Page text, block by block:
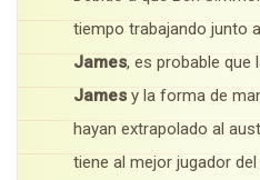
tiempo trabajando junto
James, es probable que
James y la forma de
hayan extrapolado al
tiene al mejor jugador